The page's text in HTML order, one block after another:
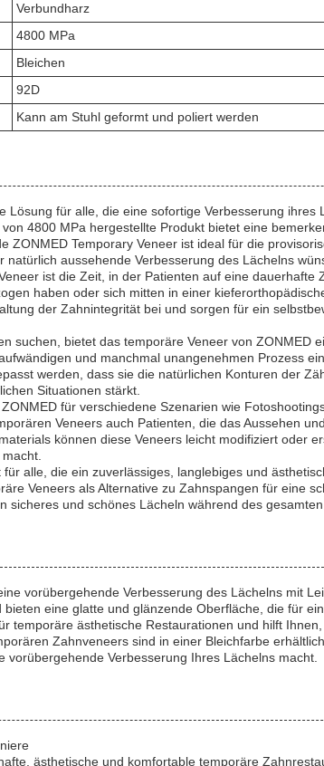
Verbundharz
4800 MPa
Bleichen
92D
Kann am Stuhl geformt und poliert werden
für alle, die eine sofortige Verbesserung
4800 MPa hergestellte Produkt bietet eine
ZONMED Temporary Veneer ist ideal für die
aussehende Verbesserung des Lächelns
ist die Zeit, in der Patienten auf eine
haben oder sich mitten in einer
der Zahnintegrität bei und sorgen für ein
suchen, bietet das temporäre Veneer von ZONMED
und manchmal unangenehmen Prozess
werden, dass sie die natürlichen Konturen der
Situationen stärkt.
für verschiedene Szenarien wie
Veneers auch Patienten, die das Aussehen
können diese Veneers leicht modifiziert oder
alle, die ein zuverlässiges, langlebiges und
Veneers als Alternative zu Zahnspangen für eine
und schönes Lächeln während des
vorübergehende Verbesserung des Lächelns mit
eine glatte und glänzende Oberfläche, die für
temporäre ästhetische Restaurationen und hilft
Zahnveneers sind in einer Bleichfarbe
Verbesserung Ihres Lächelns macht.
ästhetische und komfortable temporäre